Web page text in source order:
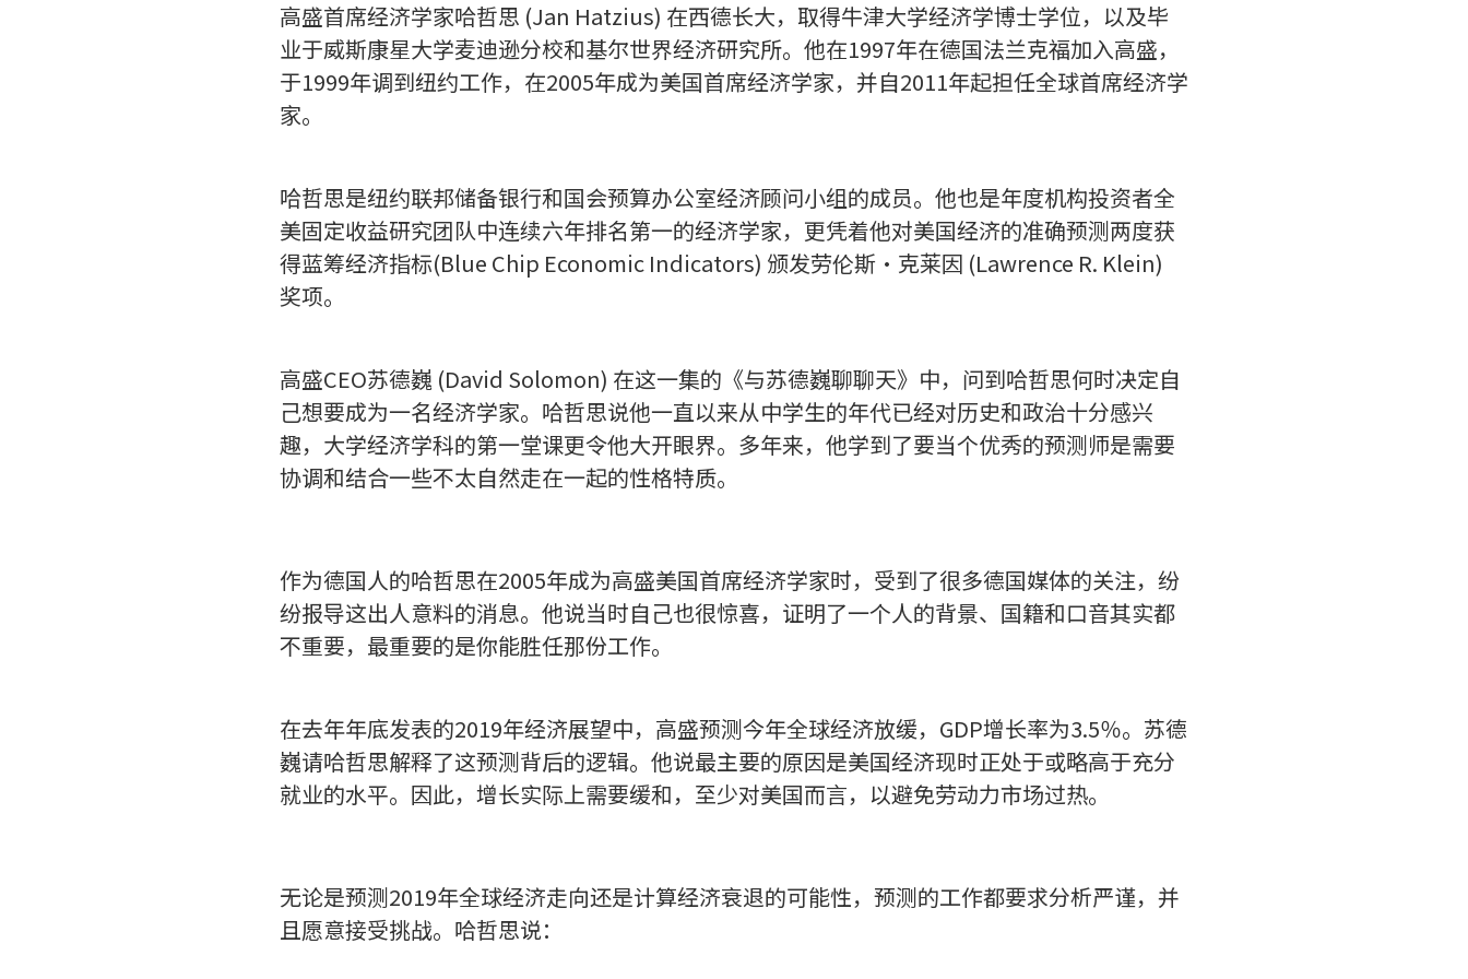
高盛首席经济学家哈哲思 (Jan Hatzius) 在西德长大，取得牛津大学经济学博士学位，以及毕
业于威斯康星大学麦迪逊分校和基尔世界经济研究所。他在1997年在德国法兰克福加入高盛，
于1999年调到纽约工作，在2005年成为美国首席经济学家，并自2011年起担任全球首席经济学
家。
哈哲思是纽约联邦储备银行和国会预算办公室经济顾问小组的成员。他也是年度机构投资者全
美固定收益研究团队中连续六年排名第一的经济学家，更凭着他对美国经济的准确预测两度获
得蓝筹经济指标(Blue Chip Economic Indicators) 颁发劳伦斯·克莱因 (Lawrence R. Klein)
奖项。
高盛CEO苏德巍 (David Solomon) 在这一集的《与苏德巍聊聊天》中，问到哈哲思何时决定自
己想要成为一名经济学家。哈哲思说他一直以来从中学生的年代已经对历史和政治十分感兴
趣，大学经济学科的第一堂课更令他大开眼界。多年来，他学到了要当个优秀的预测师是需要
协调和结合一些不太自然走在一起的性格特质。
作为德国人的哈哲思在2005年成为高盛美国首席经济学家时，受到了很多德国媒体的关注，纷
纷报导这出人意料的消息。他说当时自己也很惊喜，证明了一个人的背景、国籍和口音其实都
不重要，最重要的是你能胜任那份工作。
在去年年底发表的2019年经济展望中，高盛预测今年全球经济放缓，GDP增长率为3.5％。苏德
巍请哈哲思解释了这预测背后的逻辑。他说最主要的原因是美国经济现时正处于或略高于充分
就业的水平。因此，增长实际上需要缓和，至少对美国而言，以避免劳动力市场过热。
无论是预测2019年全球经济走向还是计算经济衰退的可能性，预测的工作都要求分析严谨，并
且愿意接受挑战。哈哲思说：